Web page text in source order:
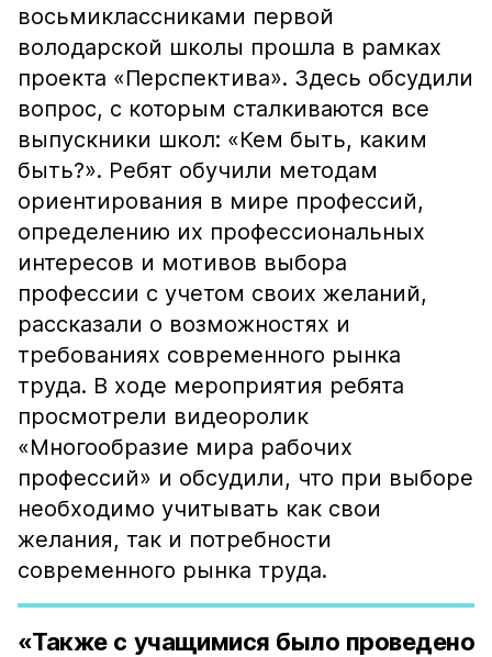
восьмиклассниками первой
володарской школы прошла в рамках
проекта «Перспектива». Здесь обсудили
вопрос, с которым сталкиваются все
выпускники школ: «Кем быть, каким
быть?». Ребят обучили методам
ориентирования в мире профессий,
определению их профессиональных
интересов и мотивов выбора
профессии с учетом своих желаний,
рассказали о возможностях и
требованиях современного рынка
труда. В ходе мероприятия ребята
просмотрели видеоролик
«Многообразие мира рабочих
профессий» и обсудили, что при выборе
необходимо учитывать как свои
желания, так и потребности
современного рынка труда.
«Также с учащимися было проведено